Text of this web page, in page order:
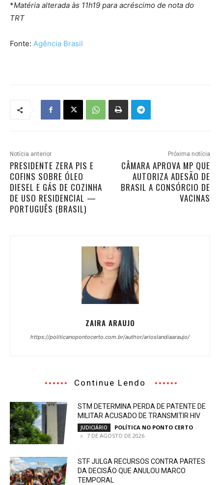
*Matéria alterada às 11h19 para acréscimo de nota do
TRT
Fonte: Agência Brasil
Notícia anterior
PRESIDENTE ZERA PIS E
COFINS SOBRE ÓLEO
DIESEL E GÁS DE COZINHA
DE USO RESIDENCIAL —
PORTUGUÊS (BRASIL)
Próxima notícia
CÂMARA APROVA MP QUE
AUTORIZA ADESÃO DE
BRASIL A CONSÓRCIO DE
VACINAS
ZAIRA ARAUJO
https://politicanopontocerto.com.br/author/arioslandiaaraujo/
Continue Lendo
STM DETERMINA PERDA DE PATENTE DE
MILITAR ACUSADO DE TRANSMITIR HIV
JUDICIÁRIO POLÍTICA NO PONTO CERTO -
7 DE AGOSTO DE 2026
STF JULGA RECURSOS CONTRA PARTES
DA DECISÃO QUE ANULOU MARCO
TEMPORAL